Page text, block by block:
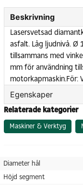
Beskrivning
Lasersvetsad
asfalt. Låg ljudnivå. Ø
tillsammans med
mm för användning
motorkapmaskin.För:
Egenskaper
Diameter hål
Höjd segment
Max. varvtal
Diamantskiva
Relaterade kategorier
Maskiner & Verktyg
Diameter hål
Höjd segment